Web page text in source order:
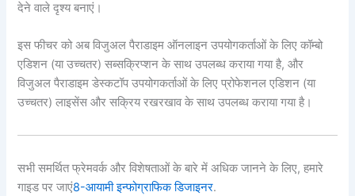
देने वाले दृश्य बनाएं।
इस फीचर को अब विजुअल पैराडाइम ऑनलाइन उपयोगकर्ताओं के लिए कॉम्बो
एडिशन (या उच्चतर) सब्सक्रिप्शन के साथ उपलब्ध कराया गया है, और
विजुअल पैराडाइम डेस्कटॉप उपयोगकर्ताओं के लिए प्रोफेशनल एडिशन (या
उच्चतर) लाइसेंस और सक्रिय रखरखाव के साथ उपलब्ध कराया गया है।
सभी समर्थित फ्रेमवर्क और विशेषताओं के बारे में अधिक जानने के लिए, हमारे
गाइड पर जाएं8-आयामी इन्फोग्राफिक डिजाइनर.